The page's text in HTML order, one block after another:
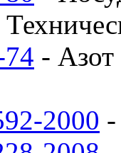
- Азот
2000